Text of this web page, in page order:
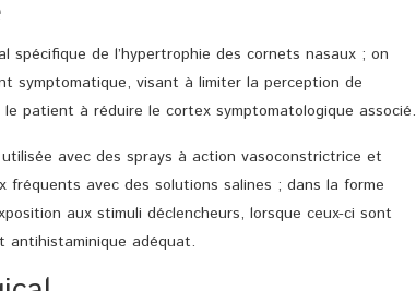
spécifique de l’hypertrophie des cornets nasaux ; on
symptomatique, visant à limiter la perception de
patient à réduire le cortex symptomatologique associé.
avec des sprays à action vasoconstrictrice et
fréquents avec des solutions salines ; dans la forme
aux stimuli déclencheurs, lorsque ceux-ci sont
antihistaminique adéquat.